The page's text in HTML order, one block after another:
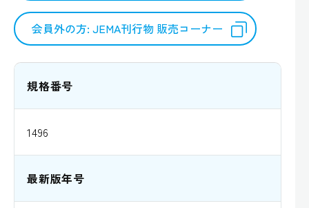
会員外の方: JEMA刊行物 販売コーナー
規格番号
1496
最新版年号